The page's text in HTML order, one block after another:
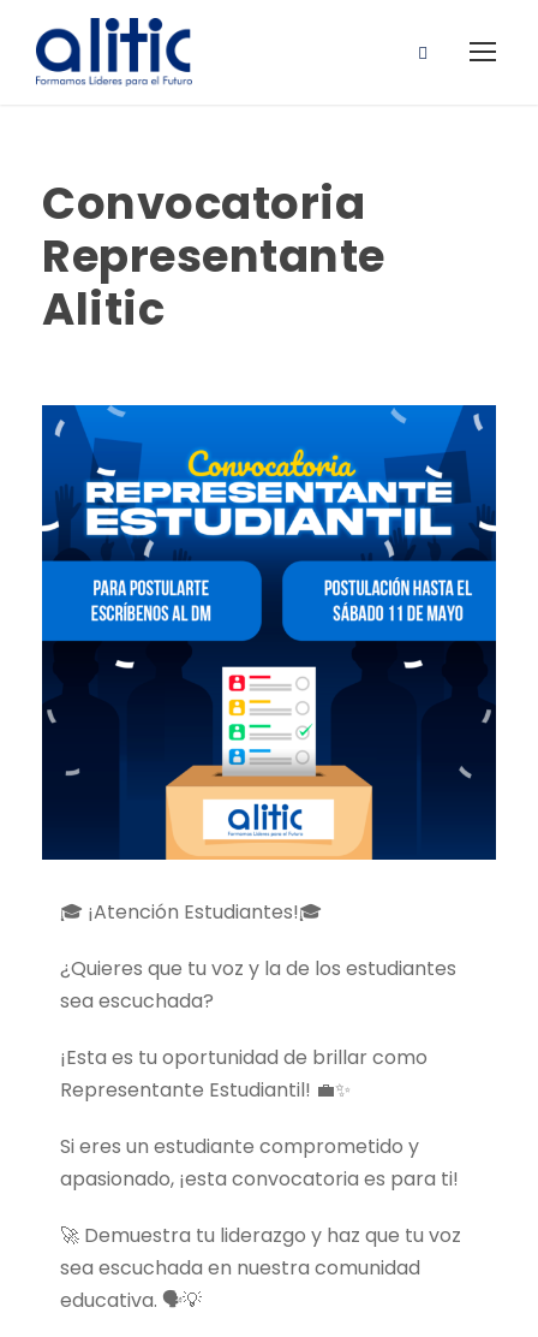
Convocatoria
Representante
Alitic
🎓 ¡Atención Estudiantes!🎓
¿Quieres que tu voz y la de los estudiantes
sea escuchada?
¡Esta es tu oportunidad de brillar como
Representante Estudiantil! 💼✨
Si eres un estudiante comprometido y
apasionado, ¡esta convocatoria es para ti!
🚀 Demuestra tu liderazgo y haz que tu voz
sea escuchada en nuestra comunidad
educativa. 🗣️💡